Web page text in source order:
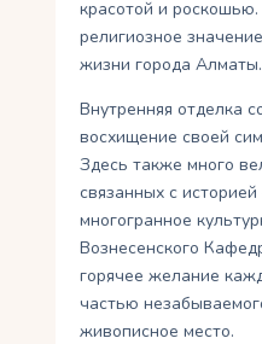
красотой и
религиозное
жизни города Алматы.
Внутренняя отделка
восхищение своей
Здесь также много
связанных с
многогранное
Вознесенского
горячее желание
частью
живописное место.